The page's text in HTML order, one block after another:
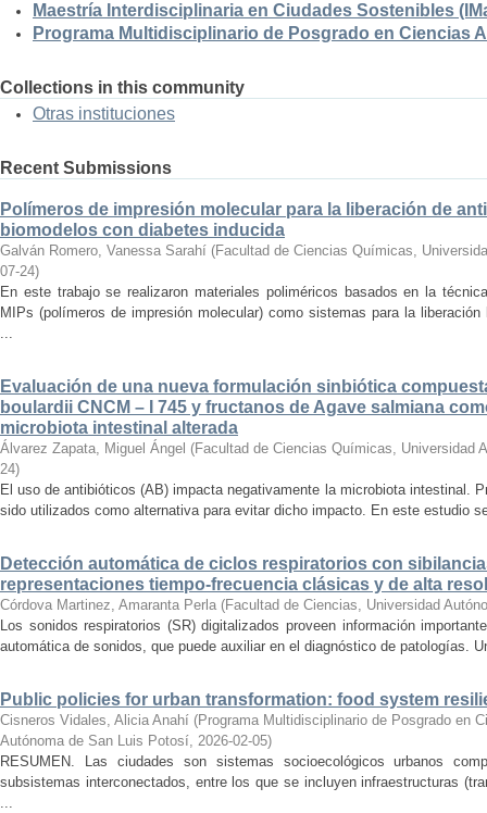
Maestría Interdisciplinaria en Ciudades Sostenibles
Programa Multidisciplinario de Posgrado en Ciencias
Collections in this community
Otras instituciones
Recent Submissions
Polímeros de impresión molecular para la liberación de
biomodelos con diabetes inducida
Galván Romero, Vanessa Sarahí (Facultad de Ciencias Químicas,
07-24)
En este trabajo se realizaron materiales poliméricos basados en la
MIPs (polímeros de impresión molecular) como sistemas para la
...
Evaluación de una nueva formulación sinbiótica
boulardii CNCM – I 745 y fructanos de Agave salmiana
microbiota intestinal alterada
Álvarez Zapata, Miguel Ángel (Facultad de Ciencias Químicas, Universidad
24)
El uso de antibióticos (AB) impacta negativamente la microbiota intestinal.
sido utilizados como alternativa para evitar dicho impacto. En este estudio
Detección automática de ciclos respiratorios con
representaciones tiempo-frecuencia clásicas y de alta
Córdova Martinez, Amaranta Perla (Facultad de Ciencias, Universidad
Los sonidos respiratorios (SR) digitalizados proveen información
automática de sonidos, que puede auxiliar en el diagnóstico de patologías.
Public policies for urban transformation: food system
Cisneros Vidales, Alicia Anahí (Programa Multidisciplinario de Posgrado en
Autónoma de San Luis Potosí, 2026-02-05)
RESUMEN. Las ciudades son sistemas socioecológicos urbanos
subsistemas interconectados, entre los que se incluyen infraestructuras
...